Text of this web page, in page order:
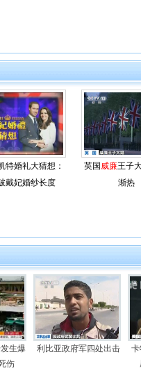
特婚礼大猜想：
戴妃婚纱长度
英国 威廉王子
渐热
生爆
伤
利比亚政府军四处出击